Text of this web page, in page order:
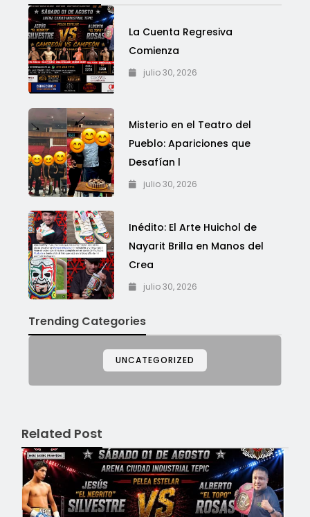
La Cuenta Regresiva
Comienza
julio 30, 2026
Misterio en el Teatro del
Pueblo: Apariciones que
Desafían l
julio 30, 2026
Inédito: El Arte Huichol de
Nayarit Brilla en Manos del
Crea
julio 30, 2026
Trending Categories
UNCATEGORIZED
Related Post